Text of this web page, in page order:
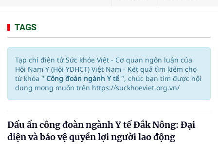
TAGS
Tạp chí điện tử Sức khỏe Việt - Cơ quan ngôn luận của
Hội Nam Y (Hội YDHCT) Việt Nam - Kết quả tìm kiếm cho
từ khóa " Công đoàn ngành Y tế ", chúc bạn tìm được nội
dung mong muốn trên https://suckhoeviet.org.vn/
Dấu ấn công đoàn ngành Y tế Đắk Nông: Đại
diện và bảo vệ quyền lợi người lao động